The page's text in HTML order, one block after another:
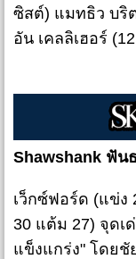
ซิสต์) แมทธิว บริ
อัน เคลลิเฮอร์
Shawshank ฟัน
เว็กซ์ฟอร์ด (แข่ง
30 แต้ม 27) จุดเ
แข็งแกร่ง" โดย